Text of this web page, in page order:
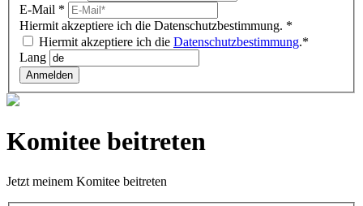
E-Mail *
Hiermit akzeptiere ich die Datenschutzbestimmung. *
Hiermit akzeptiere ich die Datenschutzbestimmung.*
Lang
Anmelden
Komitee beitreten
Jetzt meinem Komitee beitreten